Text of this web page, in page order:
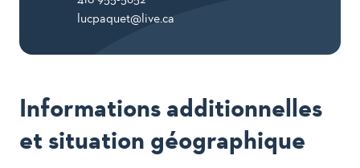
lucpaquet@live.ca
Informations additionnelles
et situation géographique